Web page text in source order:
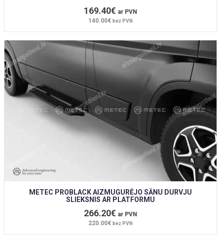
169.40€ ar PVN
140.00€ bez PVN
METEC PROBLACK AIZMUGURĒJO SĀNU DURVJU
SLIEKSNIS AR PLATFORMU
266.20€ ar PVN
220.00€ bez PVN